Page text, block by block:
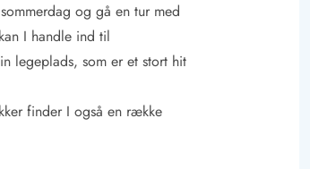
og gå en tur med
I handle ind til
legeplads, som er et stort hit
finder I også en række